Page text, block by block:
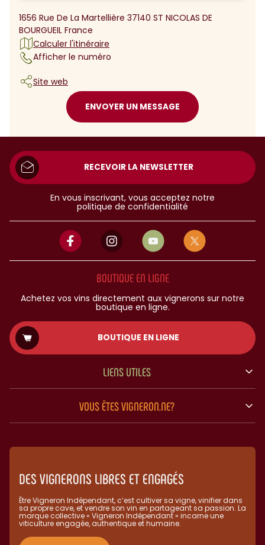
1656 Rue De La Martellière 37140 ST NICOLAS DE
BOURGUEIL France
Calculer l'itinéraire
Afficher le numéro
Site web
ENVOYER UN MESSAGE
RECEVOIR LA NEWSLETTER
En vous inscrivant, vous acceptez notre
politique de confidentialité
BOUTIQUE EN LIGNE
Achetez vos vins directement aux vignerons sur notre
boutique en ligne.
BOUTIQUE EN LIGNE
LIENS UTILES
VOUS ÊTES VIGNERON.NE?
DES VIGNERONS LIBRES ET ENGAGÉS
Être Vigneron Indépendant, c’est cultiver sa vigne, vinifier dans
sa propre cave, et vendre son vin en partageant sa passion. La
marque collective « Vigneron Indépendant » incarne une
viticulture engagée, authentique et humaine.​